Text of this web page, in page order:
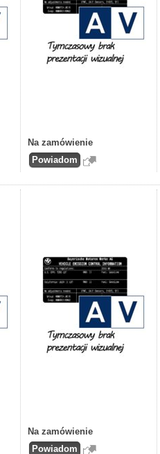
Na zamówienie
Na zamówienie